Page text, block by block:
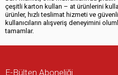
çeşitli karton kullan – at ürünlerini
ürünler, hızlı teslimat hizmeti ve
kullanıcıların alışveriş deneyimini
tamamlar.
E-Bülten Aboneliği